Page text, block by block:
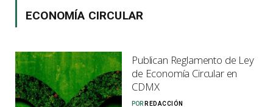
ECONOMÍA CIRCULAR
Publican Reglamento de Ley
de Economía Circular en
CDMX
POR REDACCIÓN